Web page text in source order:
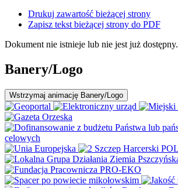
Drukuj zawartość bieżącej strony
Zapisz tekst bieżącej strony do PDF
Dokument nie istnieje lub nie jest już dostępny.
Banery/Logo
Wstrzymaj animację Banery/Logo